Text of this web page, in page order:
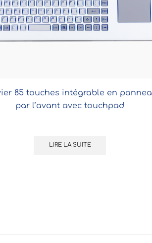
85 touches intégrable en
par l’avant avec touchpad
LIRE LA SUITE